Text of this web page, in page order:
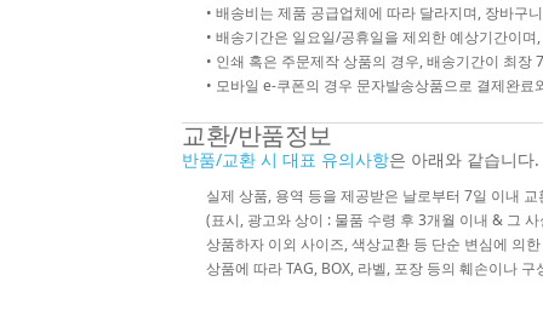
• 배송비는 제품 공급업체에 따라 달라지며, 장바구
• 배송기간은 일요일/공휴일을 제외한 예상기간이
• 인쇄 혹은 주문제작 상품의 경우, 배송기간이 최장
• 모바일 e-쿠폰의 경우 문자발송상품으로 결제완
교환/반품정보
반품/교환 시 대표 유의사항은 아래와 같습니다.
실제 상품, 용역 등을 제공받은 날로부터 7일 이내
(표시, 광고와 상이 : 물품 수령 후 3개월 이내 & 그
상품하자 이외 사이즈, 색상교환 등 단순 변심에 의
상품에 따라 TAG, BOX, 라벨, 포장 등의 훼손이나